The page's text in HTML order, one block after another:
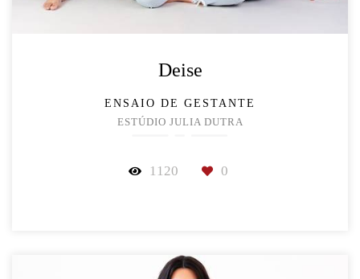
Deise
ENSAIO DE GESTANTE
ESTÚDIO JULIA DUTRA
1120 0